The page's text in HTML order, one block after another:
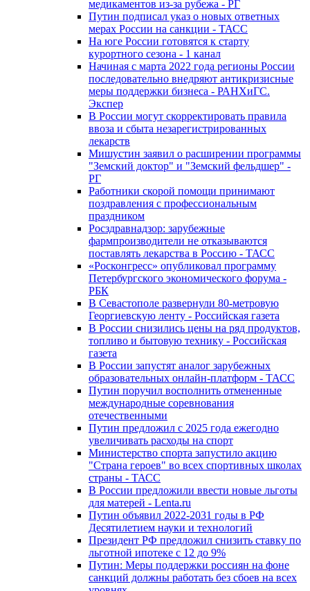
медикаментов из-за рубежа - РГ
Путин подписал указ о новых ответных
мерах России на санкции - ТАСС
На юге России готовятся к старту
курортного сезона - 1 канал
Начиная с марта 2022 года регионы России
последовательно внедряют антикризисные
меры поддержки бизнеса - РАНХиГС.
Экспер
В России могут скорректировать правила
ввоза и сбыта незарегистрированных
лекарств
Мишустин заявил о расширении программы
"Земский доктор" и "Земский фельдшер" -
РГ
Работники скорой помощи принимают
поздравления с профессиональным
праздником
Росздравнадзор: зарубежные
фармпроизводители не отказываются
поставлять лекарства в Россию - ТАСС
«Росконгресс» опубликовал программу
Петербургского экономического форума -
РБК
В Севастополе развернули 80-метровую
Георгиевскую ленту - Российская газета
В России снизились цены на ряд продуктов,
топливо и бытовую технику - Российская
газета
В России запустят аналог зарубежных
образовательных онлайн-платформ - ТАСС
Путин поручил восполнить отмененные
международные соревнования
отечественными
Путин предложил с 2025 года ежегодно
увеличивать расходы на спорт
Министерство спорта запустило акцию
"Страна героев" во всех спортивных школах
страны - ТАСС
В России предложили ввести новые льготы
для матерей - Lenta.ru
Путин объявил 2022-2031 годы в РФ
Десятилетием науки и технологий
Президент РФ предложил снизить ставку по
льготной ипотеке с 12 до 9%
Путин: Меры поддержки россиян на фоне
санкций должны работать без сбоев на всех